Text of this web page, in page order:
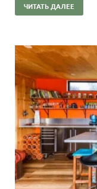
ЧИТАТЬ ДАЛЕЕ